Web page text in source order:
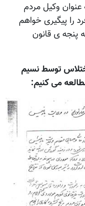
وکيل مردم
را پيگيری خواهم
پنجه ی قانون
توسط نسيم
می کنيم: